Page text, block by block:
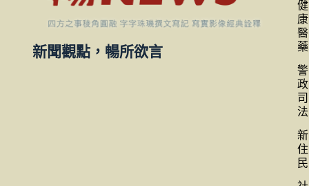
新聞觀點，暢所欲言
健
康
醫
藥
警
政
司
法
新
住
民